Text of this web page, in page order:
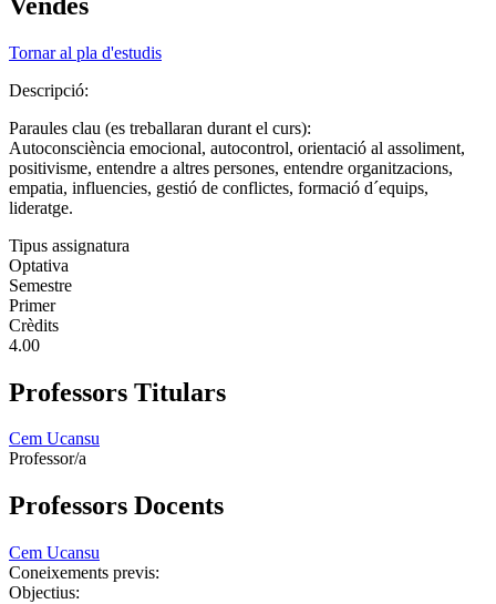
Tornar al pla d'estudis
Descripció:
Paraules clau (es treballaran durant el curs):
Autoconsciència emocional, autocontrol, orientació al assoliment,
positivisme, entendre a altres persones, entendre organitzacions,
empatia, influencies, gestió de conflictes, formació d´equips,
lideratge.
Tipus assignatura
Optativa
Semestre
Primer
Crèdits
4.00
Professors Titulars
Cem Ucansu
Professor/a
Professors Docents
Cem Ucansu
Coneixements previs:
Objectius: